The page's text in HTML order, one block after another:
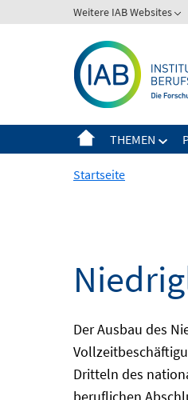
zum
Weitere IAB Websites
THEMEN
Startseite
Der Ausbau des
Dritteln des